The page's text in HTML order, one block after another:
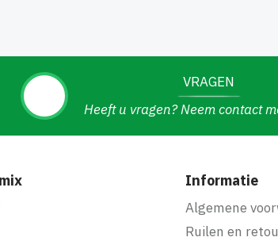
VRAGEN
Heeft u vragen? Neem contact
Informatie
Algemene
Ruilen en